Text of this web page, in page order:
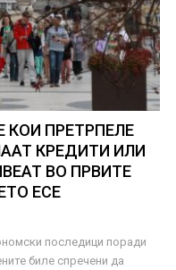
ПРЕТРПЕЛЕ
КРЕДИТИ ИЛИ
ВО ПРВИТЕ
ЕСЕ
последици поради
биле спречени да